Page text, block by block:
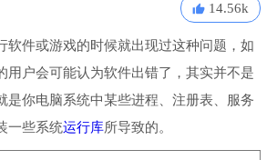
14.56k
软件或游戏的时候就出现过这种问题，如
用户会可能认为软件出错了，其实并不是
是你电脑系统中某些进程、注册表、服务
一些系统运行库所导致的。